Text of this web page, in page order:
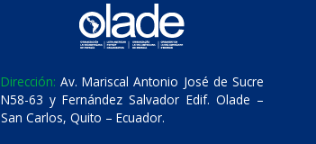
Dirección: Av. Mariscal Antonio José de Sucre
N58-63 y Fernández Salvador Edif. Olade –
San Carlos, Quito – Ecuador.